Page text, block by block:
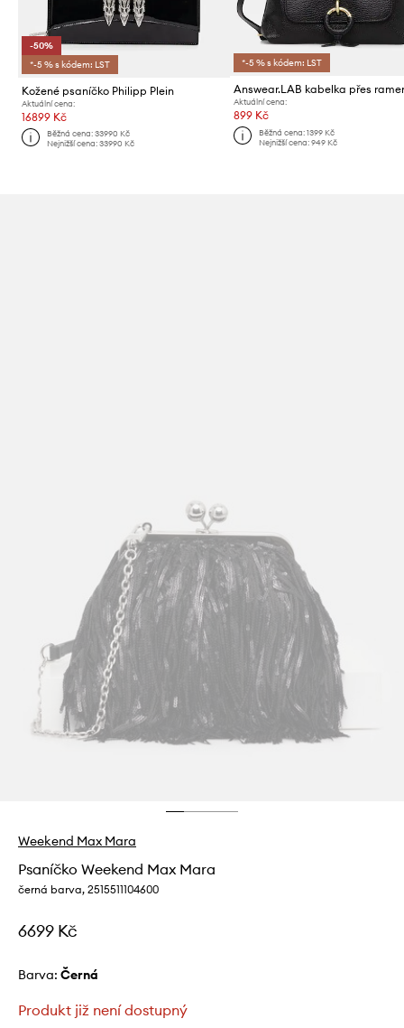
-50%
*-5 % s kódem: LST
Kožené psaníčko Philipp Plein
Aktuální cena:
16899 Kč
Běžná cena:33990 Kč
Nejnižší cena:33990 Kč
*-5 % s kódem: LST
Aktuální cena:
899 Kč
Běžná cena: 1399 Kč
Nejnižší cena: 949 Kč
Weekend Max Mara
Psaníčko Weekend Max Mara
černá barva, 2515511104600
6699 Kč
Barva: černá
Produkt již není dostupný